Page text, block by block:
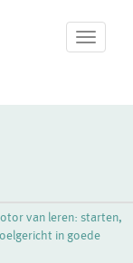
T
o
g
a
van leren: starten,
in goede